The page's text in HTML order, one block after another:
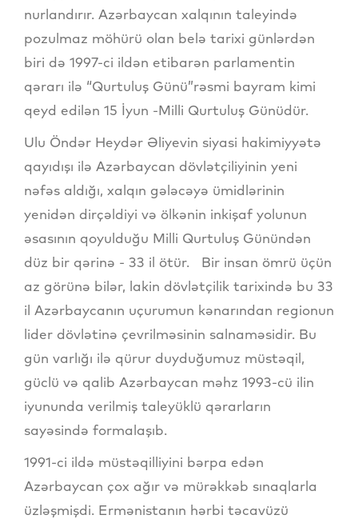
nurlandırır. Azərbaycan xalqının taleyində
pozulmaz möhürü olan belə tarixi günlərdən
biri də 1997-ci ildən etibarən parlamentin
qərarı ilə “Qurtuluş Günü”rəsmi bayram kimi
qeyd edilən 15 İyun -Milli Qurtuluş Günüdür.
Ulu Öndər Heydər Əliyevin siyasi hakimiyyətə
qayıdışı ilə Azərbaycan dövlətçiliyinin yeni
nəfəs aldığı, xalqın gələcəyə ümidlərinin
yenidən dirçəldiyi və ölkənin inkişaf yolunun
əsasının qoyulduğu Milli Qurtuluş Günündən
düz bir qərinə - 33 il ötür. Bir insan ömrü üçün
az görünə bilər, lakin dövlətçilik tarixində bu 33
il Azərbaycanın uçurumun kənarından regionun
lider dövlətinə çevrilməsinin salnaməsidir. Bu
gün varlığı ilə qürur duyduğumuz müstəqil,
güclü və qalib Azərbaycan məhz 1993-cü ilin
iyununda verilmiş taleyüklü qərarların
sayəsində formalaşıb.
1991-ci ildə müstəqilliyini bərpa edən
Azərbaycan çox ağır və mürəkkəb sınaqlarla
üzləşmişdi. Ermənistanın hərbi təcavüzü